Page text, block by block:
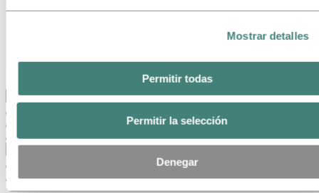
Mostrar detalles
Permitir todas
Permitir la selección
Denegar
Volver al menú principal
Cerrar
Aluminio